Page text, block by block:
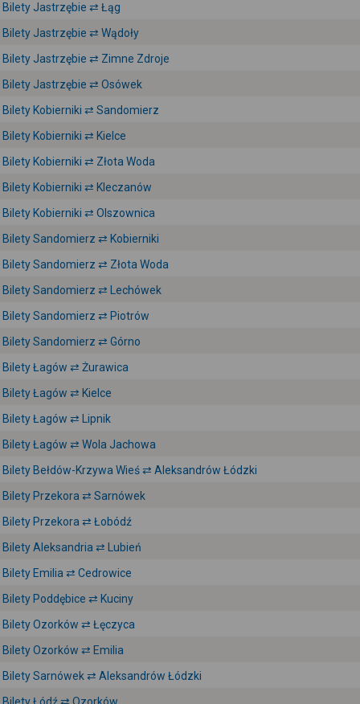
Bilety Jastrzębie ⇄ Łąg
Bilety Jastrzębie ⇄ Wądoły
Bilety Jastrzębie ⇄ Zimne Zdroje
Bilety Jastrzębie ⇄ Osówek
Bilety Kobierniki ⇄ Sandomierz
Bilety Kobierniki ⇄ Kielce
Bilety Kobierniki ⇄ Złota Woda
Bilety Kobierniki ⇄ Kleczanów
Bilety Kobierniki ⇄ Olszownica
Bilety Sandomierz ⇄ Kobierniki
Bilety Sandomierz ⇄ Złota Woda
Bilety Sandomierz ⇄ Lechówek
Bilety Sandomierz ⇄ Piotrów
Bilety Sandomierz ⇄ Górno
Bilety Łagów ⇄ Żurawica
Bilety Łagów ⇄ Kielce
Bilety Łagów ⇄ Lipnik
Bilety Łagów ⇄ Wola Jachowa
Bilety Bełdów-Krzywa Wieś ⇄ Aleksandrów Łódzki
Bilety Przekora ⇄ Sarnówek
Bilety Przekora ⇄ Łobódź
Bilety Aleksandria ⇄ Lubień
Bilety Emilia ⇄ Cedrowice
Bilety Poddębice ⇄ Kuciny
Bilety Ozorków ⇄ Łęczyca
Bilety Ozorków ⇄ Emilia
Bilety Sarnówek ⇄ Aleksandrów Łódzki